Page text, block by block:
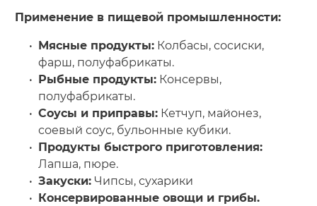
Применение в пищевой промышленности:
Мясные продукты:Колбасы, сосиски,
фарш, полуфабрикаты.
Рыбные продукты:Консервы,
полуфабрикаты.
Соусы и приправы:Кетчуп, майонез,
соевый соус, бульонные кубики.
Продукты быстрого приготовления:
Лапша, пюре.
Закуски:Чипсы, сухарики
Консервированные овощи и грибы.